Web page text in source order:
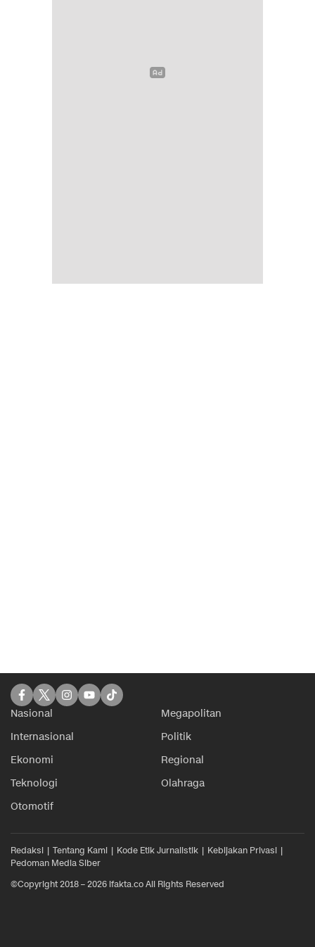
Nasional
Megapolitan
Internasional
Politik
Ekonomi
Regional
Teknologi
Olahraga
Otomotif
Redaksi Tentang Kami Kode Etik Jurnalistik
Kebijakan Privasi
Pedoman Media Siber
©Copyright 2018 – 2026 ifakta.co All Rights Reserved